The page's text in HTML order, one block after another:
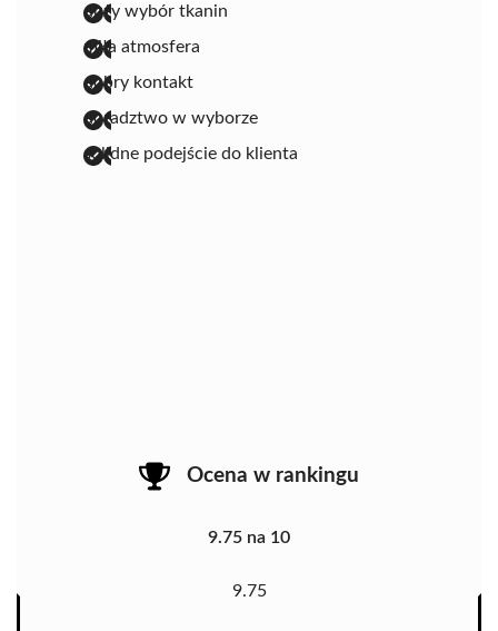
duży wybór tkanin
miła atmosfera
dobry kontakt
doradztwo w wyborze
solidne podejście do klienta
Ocena w rankingu
9.75 na 10
9.75